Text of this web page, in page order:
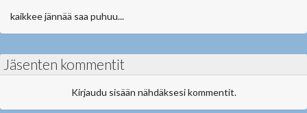
kaikkee jännää saa puhuu...
Jäsenten kommentit
Kirjaudu sisään nähdäksesi kommentit.